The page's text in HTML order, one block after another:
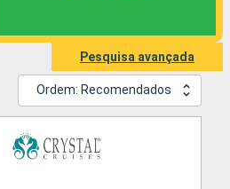
Pesquisa avançada
Ordem: Recomendados